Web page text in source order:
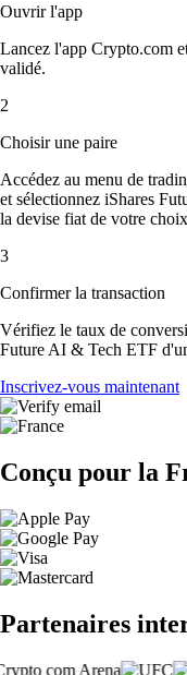
Ouvrir l'app
Lancez l'app Crypto.com
validé.
2
Choisir une paire
Accédez au menu de
et sélectionnez iShares
la devise fiat de votre
3
Confirmer la transaction
Vérifiez le taux de
Future AI & Tech ETF
Inscrivez-vous maintenant
Conçu pour la
Partenaires